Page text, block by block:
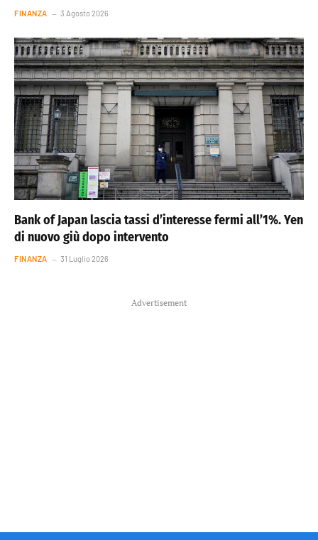
FINANZA 3 Agosto 2026
Bank of Japan lascia tassi d’interesse fermi all’1%. Yen
di nuovo giù dopo intervento
FINANZA 31 Luglio 2026
Advertisement